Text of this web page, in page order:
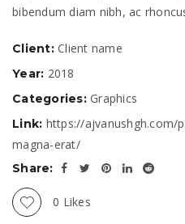
bibendum diam nibh, ac
Client: Client name
Year: 2018
Categories: Graphics
Link: https://ajvanushgh.com/
magna-erat/
Share:
0 Likes